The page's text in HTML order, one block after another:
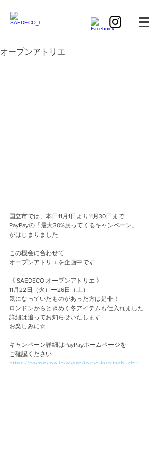
オープンアトリエ
国立市では、本日11月1日より11月30日まで
PayPayの「最大30%戻ってくるキャンペーン」
がはじまりました
この機会に合わせて
オープンアトリエを企画中です
《 SAEDECO オープンアトリエ 》
11月22日（火）ー26日（土）
気になっていたものがあった方は是非！
ロンドンからときめく冬アイテムも仕入れました
詳細は追ってお知らせいたします
お楽しみに☆
キャンペーン詳細はPayPayホームページを
ご確認ください
https://paypay.ne.jp/event/tokyo-kunitachi-city